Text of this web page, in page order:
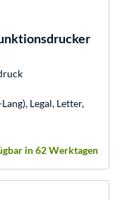
Legal, Letter,
in 62 Werktagen